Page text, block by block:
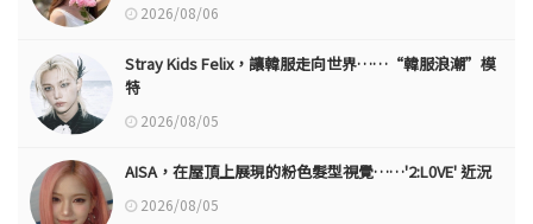
2026/08/06
Stray Kids Felix，讓韓服走向世界……“韓服浪潮”模
特
2026/08/05
AISA，在屋頂上展現的粉色髮型視覺……'2:L0VE' 近況
2026/08/05